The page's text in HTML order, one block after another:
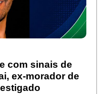
com sinais de
ex-morador de